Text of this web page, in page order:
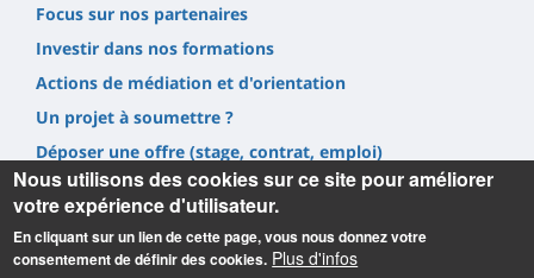
Focus sur nos partenaires
Investir dans nos formations
Actions de médiation et d'orientation
Un projet à soumettre ?
Déposer une offre (stage, contrat, emploi)
Prestations
Nous utilisons des cookies sur ce site pour améliorer
votre expérience d'utilisateur.
En cliquant sur un lien de cette page, vous nous donnez votre
consentement de définir des cookies. Plus d'infos